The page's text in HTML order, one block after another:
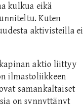
kulkua eikä
Kuten
aktivisteilla ei
aktio liittyy
ilmastoliikkeen
samankaltaiset
on synnyttänyt